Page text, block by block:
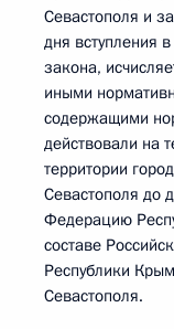
Севастополя и
дня вступления
закона,
иными
содержащими
действовали на
территории
Севастополя до
Федерацию
составе
Республики
Севастополя.